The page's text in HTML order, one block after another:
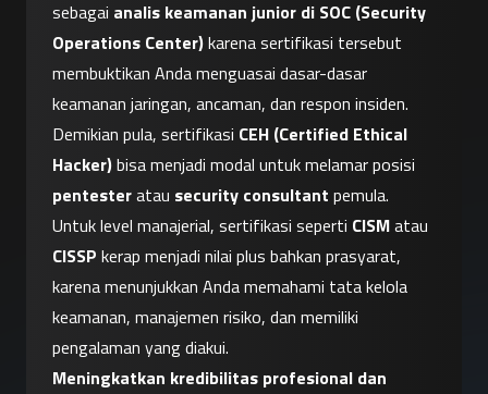
sebagai analis keamanan junior di SOC (Security
Operations Center) karena sertifikasi tersebut
membuktikan Anda menguasai dasar-dasar
keamanan jaringan, ancaman, dan respon insiden.
Demikian pula, sertifikasi CEH (Certified Ethical
Hacker)
pentester atau security consultant pemula.
Untuk level manajerial, sertifikasi seperti CISM
CISSP kerap menjadi nilai plus bahkan prasyarat,
karena menunjukkan Anda memahami tata kelola
keamanan, manajemen risiko, dan memiliki
pengalaman yang diakui.
Meningkatkan kredibilitas profesional dan